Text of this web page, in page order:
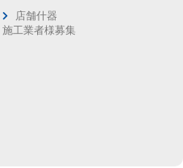
店舗什器
施工業者様募集